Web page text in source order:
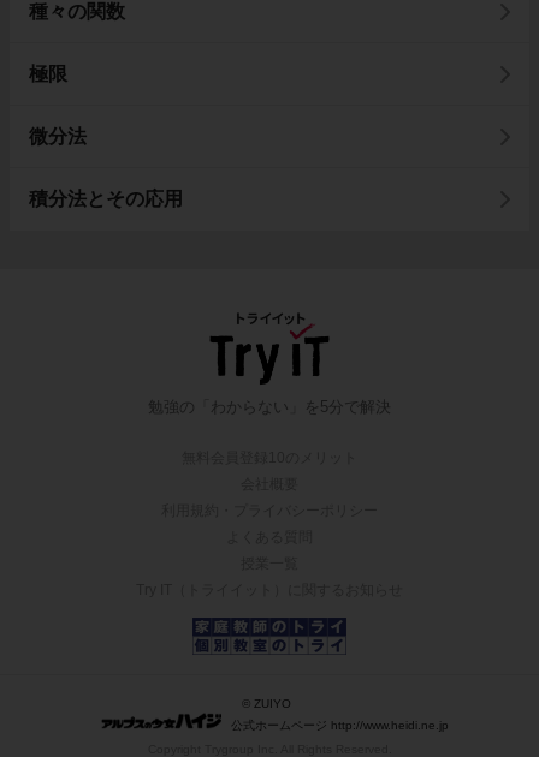
種々の関数
極限
微分法
積分法とその応用
勉強の「わからない」を5分で解決
© ZUIYO
公式ホームページ http://www.heidi.ne.jp